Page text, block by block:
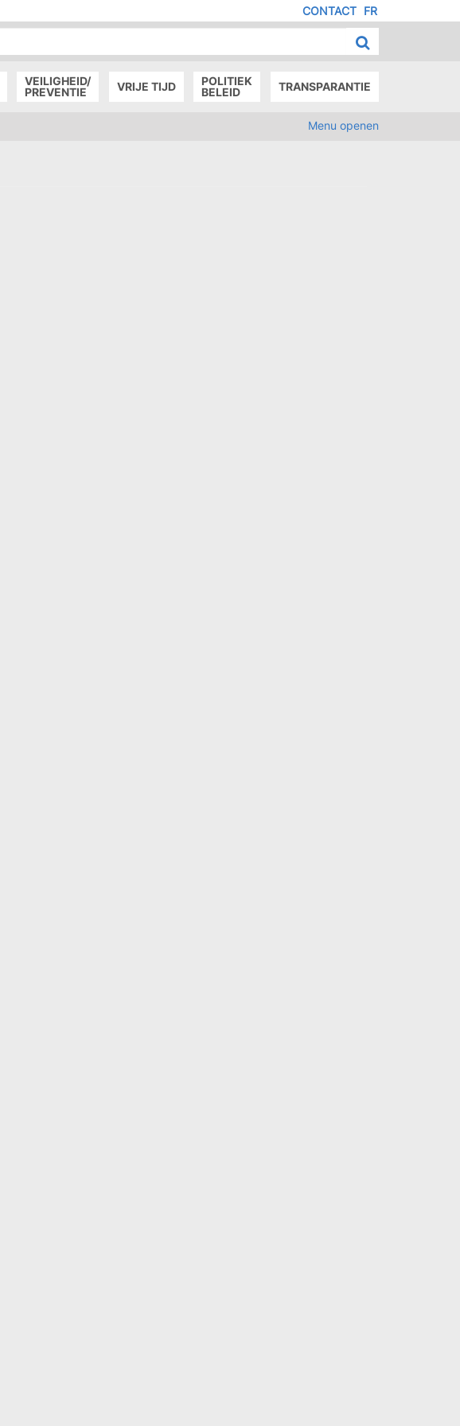
FR
MENU
DE
PAGE
CONTACT
VEILIGHEID/
PREVENTIE
VRIJE TIJD
POLITIEK
BELEID
TRANSPARANTIE
Menu openen